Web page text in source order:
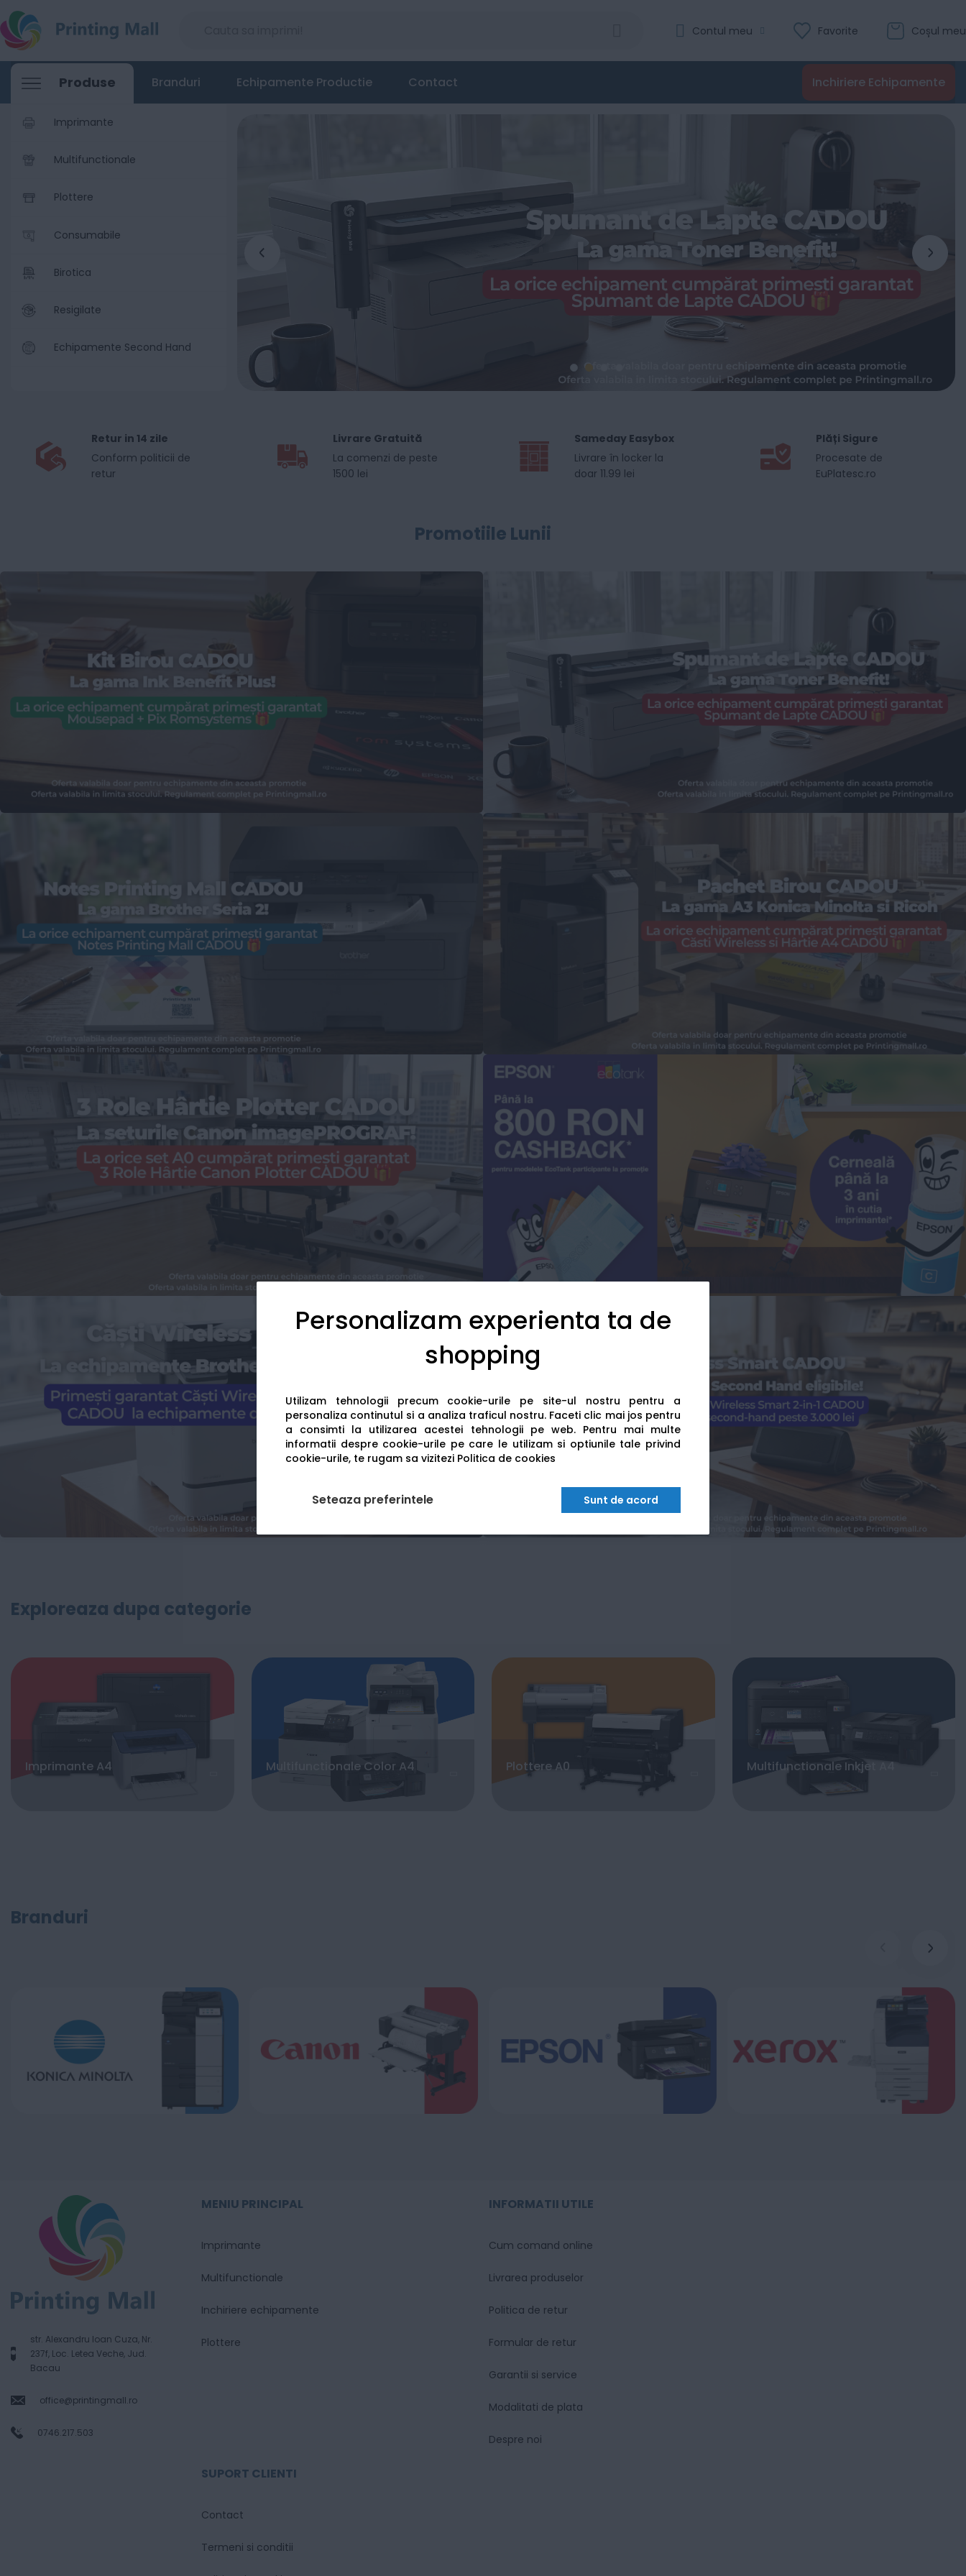
Personalizam experienta ta de
shopping
Utilizam tehnologii precum cookie-urile pe site-ul nostru pentru a
personaliza continutul si a analiza traficul nostru. Faceti clic mai jos pentru
a consimti la utilizarea acestei tehnologii pe web. Pentru mai multe
informatii despre cookie-urile pe care le utilizam si optiunile tale privind
cookie-urile, te rugam sa vizitezi Politica de cookies
Seteaza preferintele Sunt de acord
Coșul meu
Favorite
Contul meu
Produse
Imprimante
Multifunctionale
Plottere
Consumabile
Birotica
Resigilate
Echipamente Second Hand
Inchiriere Echipamente
Branduri Echipamente Productie Contact
Retur in 14 zile
Conform politicii de
retur
Livrare Gratuită
La comenzi de peste
1500 lei
Sameday Easybox
Livrare în locker la
doar 11.99 lei
Plăți Sigure
Procesate de
EuPlatesc.ro
Promotiile Lunii
Exploreaza dupa categorie
Imprimante A4 Multifunctionale Color A4 Plottere A0 Multifunctionale Inkjet A4
Branduri
str. Alexandru Ioan Cuza, Nr.
237f, Loc. Letea Veche, Jud.
Bacau
office@printingmall.ro
0746.217.503
MENIU PRINCIPAL
Imprimante
Multifunctionale
Inchiriere echipamente
Plottere
INFORMATII UTILE
Cum comand online
Livrarea produselor
Politica de retur
Formular de retur
Garantii si service
Modalitati de plata
Despre noi
SUPORT CLIENTI
Contact
Termeni si conditii